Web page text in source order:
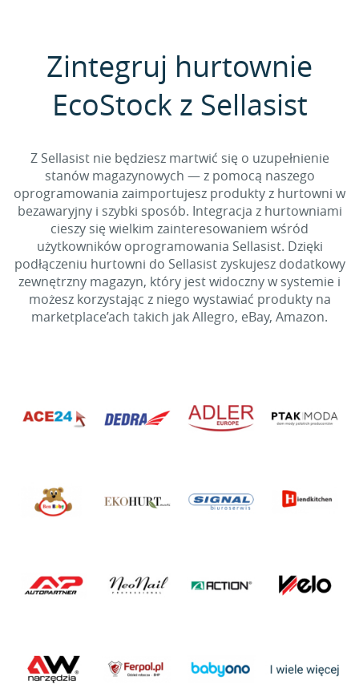
Zintegruj hurtownie
EcoStock z Sellasist
Z Sellasist nie będziesz martwić się o uzupełnienie
stanów magazynowych — z pomocą naszego
oprogramowania zaimportujesz produkty z hurtowni w
bezawaryjny i szybki sposób. Integracja z hurtowniami
cieszy się wielkim zainteresowaniem wśród
użytkowników oprogramowania Sellasist. Dzięki
podłączeniu hurtowni do Sellasist zyskujesz dodatkowy
zewnętrzny magazyn, który jest widoczny w systemie i
możesz korzystając z niego wystawiać produkty na
marketplace’ach takich jak Allegro, eBay, Amazon.